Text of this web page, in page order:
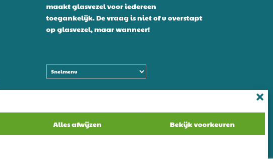
Alles afwijzen Bekijk voorkeuren
maakt glasvezel voor iedereen
toegankelijk. De vraag is niet of u overstapt
op glasvezel, maar wanneer!